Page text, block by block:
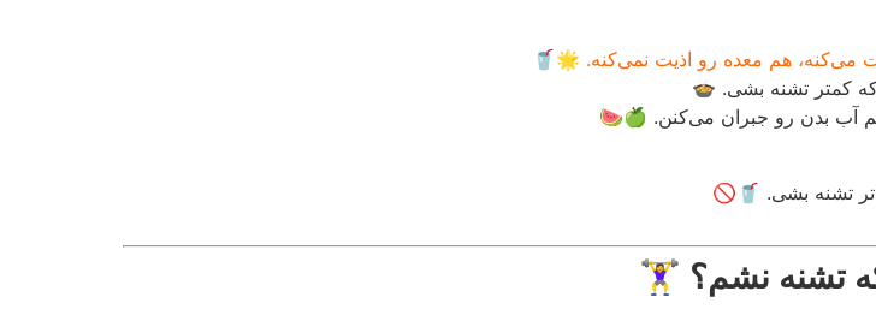
می‌کنه، هم معده رو اذیت نمی‌کنه. 🌟🥤
کمتر تشنه بشی. 🍲
هم آب بدن رو جبران می‌کنن. 🍏🍉
تشنه بشی. 🥤🚫